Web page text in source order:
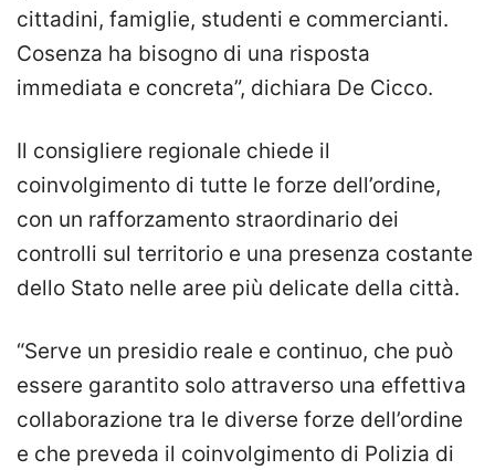
cittadini, famiglie, studenti e commercianti.
Cosenza ha bisogno di una risposta
immediata e concreta”, dichiara De Cicco.
Il consigliere regionale chiede il
coinvolgimento di tutte le forze dell’ordine,
con un rafforzamento straordinario dei
controlli sul territorio e una presenza costante
dello Stato nelle aree più delicate della città.
“Serve un presidio reale e continuo, che può
essere garantito solo attraverso una effettiva
collaborazione tra le diverse forze dell’ordine
e che preveda il coinvolgimento di Polizia di